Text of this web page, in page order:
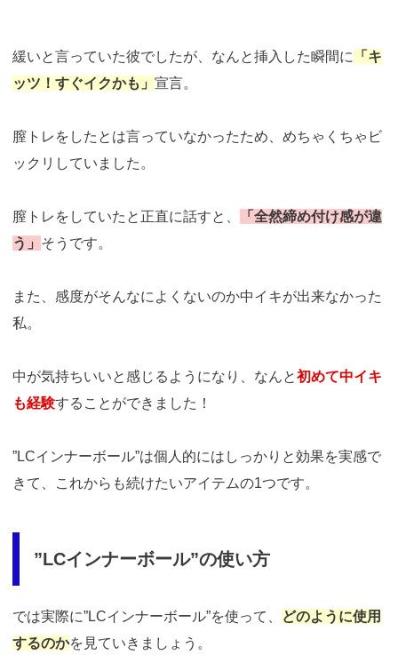
緩いと言っていた彼でしたが、なんと挿入した瞬間に
「キ
ッツ！すぐイクかも」 宣言。
膣トレをしたとは言っていなかったため、めちゃくちゃビ
ックリしていました。
膣トレをしていたと正直に話すと、
「全然締め付け感が違
う」 そうです。
また、感度がそんなによくないのか中イキが出来なかった
私。
中が気持ちいいと感じるようになり、なんと初めて中イキ
も経験することができました！
”LCインナーボール”は個人的にはしっかりと効果を実感で
きて、これからも続けたいアイテムの1つです。
”LCインナーボール”の使い方
では実際に”LCインナーボール”を使って、
どのように使用
するのかを見ていきましょう。